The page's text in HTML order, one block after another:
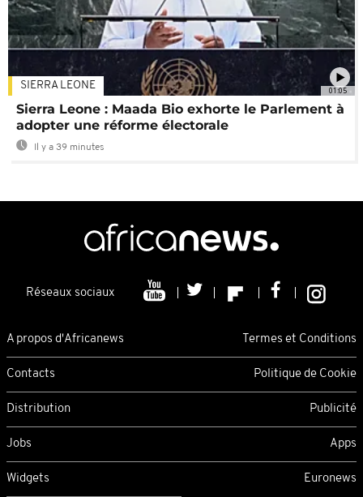
01:05
SIERRA LEONE
Sierra Leone : Maada Bio exhorte le Parlement à
adopter une réforme électorale
Il y a 39 minutes
Réseaux sociaux
A propos d'Africanews Termes et Conditions
Contacts Politique de Cookie
Distribution Publicité
Jobs Apps
Widgets Euronews